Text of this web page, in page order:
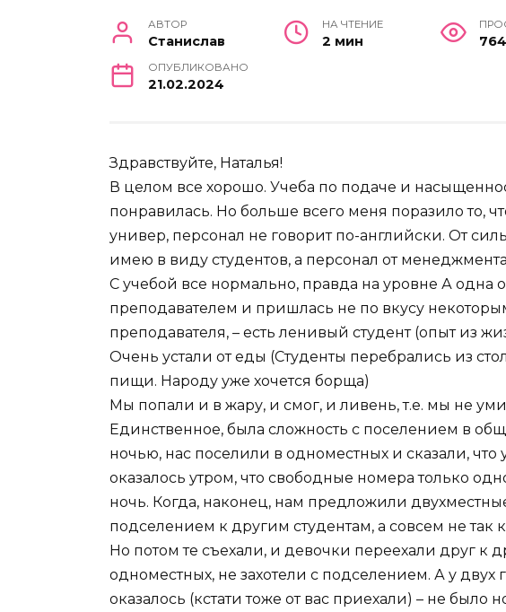
АВТОР
Станислав
НА ЧТЕНИЕ
2 мин 764
ОПУБЛИКОВАНО
21.02.2024
Здравствуйте, Наталья!
В целом все хорошо. Учеба по подаче и
понравилась. Но больше всего меня поразило то,
универ, персонал не говорит по-английски. От
имею в виду студентов, а персонал от
С учебой все нормально, правда на уровне А одна
преподавателем и пришлась не по вкусу
преподавателя, – есть ленивый студент (опыт из
Очень устали от еды (Студенты перебрались из
пищи. Народу уже хочется борща)
Мы попали и в жару, и смог, и ливень, т.е. мы не
Единственное, была сложность с поселением в
ночью, нас поселили в одноместных и сказали, что
оказалось утром, что свободные номера только
ночь. Когда, наконец, нам предложили двухместные,
подселением к другим студентам, а совсем не так
Но потом те съехали, и девочки переехали друг к
одноместных, не захотели с подселением. А у
оказалось (кстати тоже от вас приехали) – не было